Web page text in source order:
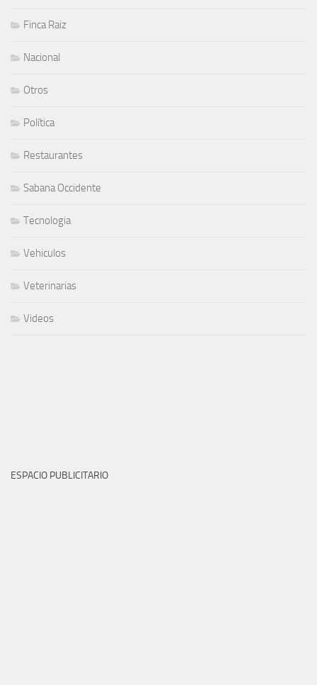
Finca Raiz
Nacional
Otros
Política
Restaurantes
Sabana Occidente
Tecnologia
Vehiculos
Veterinarias
Videos
ESPACIO PUBLICITARIO